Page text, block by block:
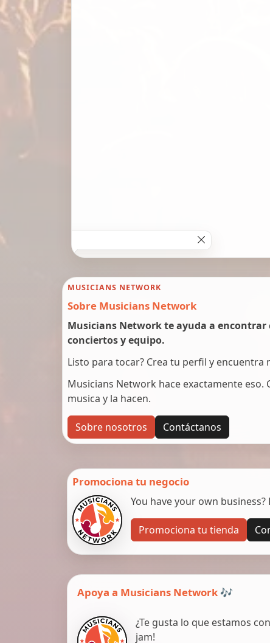
MUSICIANS NETWORK
Sobre Musicians Network
Musicians Network te ayuda a encontrar
conciertos y equipo.
Listo para tocar? Crea tu perfil y encuentra
Musicians Network hace exactamente eso.
musica y la hacen.
Sobre nosotros Contáctanos
Promociona tu negocio
You have your own business?
Promociona tu tienda
Apoya a Musicians Network 🎶
¿Te gusta lo que estamos
jam!